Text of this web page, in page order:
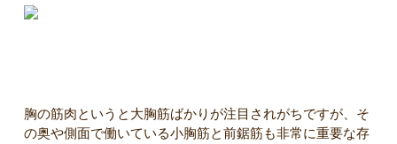
胸の筋肉というと大胸筋ばかりが注目されがちですが、そ
の奥や側面で働いている小胸筋と前鋸筋も非常に重要な存